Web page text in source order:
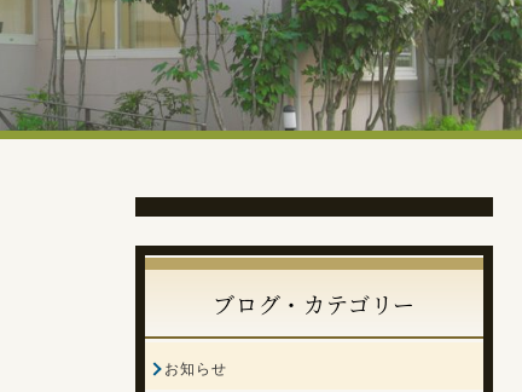
ブログ・カテゴリー
お知らせ